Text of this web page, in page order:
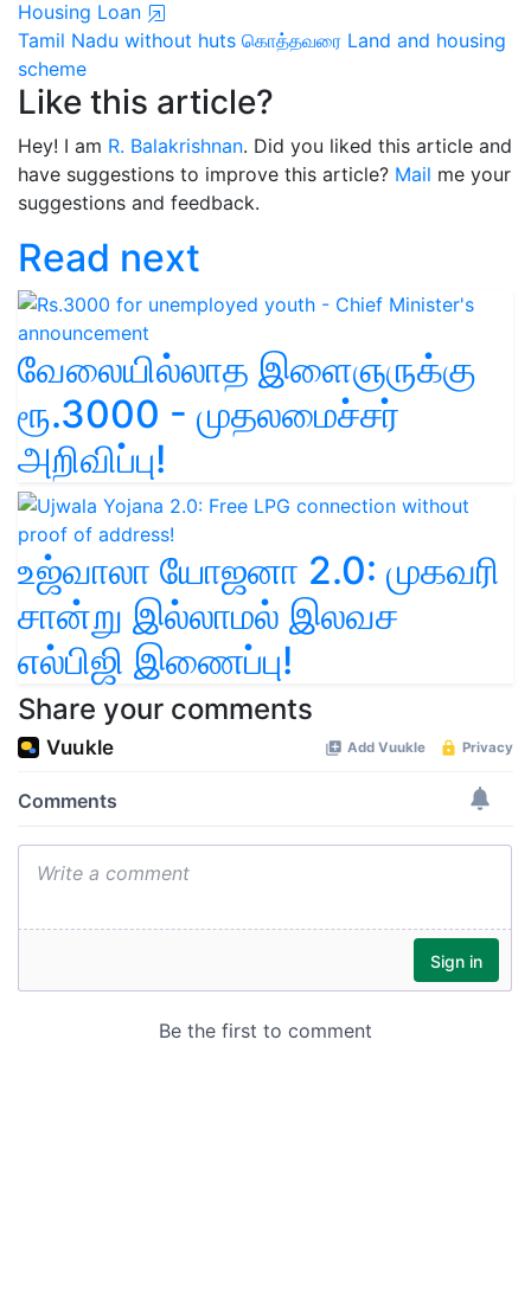
Housing Loan
Tamil Nadu without huts கொத்தவரை Land and housing
scheme
Like this article?
Hey! I am R. Balakrishnan. Did you liked this article and
have suggestions to improve this article? Mail me your
suggestions and feedback.
Read next
வேலையில்லாத இளைஞருக்கு
ரூ.3000 - முதலமைச்சர்
அறிவிப்பு!
உஜ்வாலா யோஜனா 2.0: முகவரி
சான்று இல்லாமல் இலவச
எல்பிஜி இணைப்பு!
Share your comments